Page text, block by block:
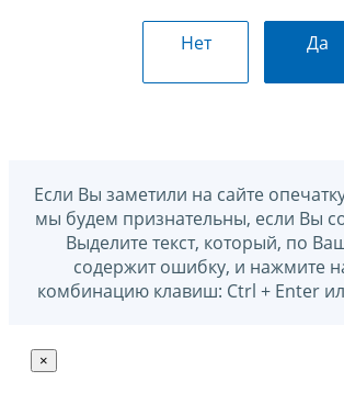
Нет Да
Если Вы заметили на сайте
мы будем признательны, если Вы
Выделите текст, который, по
содержит ошибку, и нажмите
комбинацию клавиш: Ctrl + Enter
×